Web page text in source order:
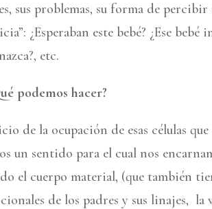
sus problemas, su forma de
¿Esperaban este bebé? ¿Ese
etc.
podemos hacer?
de la ocupación de esas células
un sentido para el cual nos
el cuerpo material, (que también
de los padres y sus linajes, la